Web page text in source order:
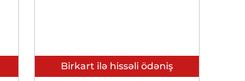
Birkart ilə hissəli ödəniş